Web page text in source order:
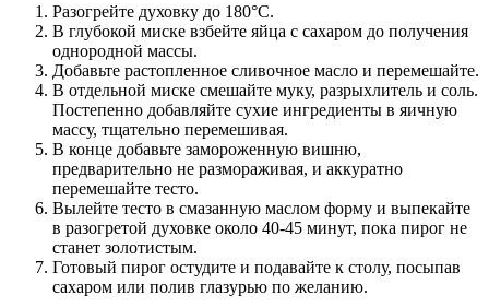
Разогрейте духовку до 180°C.
В глубокой миске взбейте яйца с сахаром до получения
однородной массы.
Добавьте растопленное сливочное масло и перемешайте.
В отдельной миске смешайте муку, разрыхлитель и соль.
Постепенно добавляйте сухие ингредиенты в яичную
массу, тщательно перемешивая.
В конце добавьте замороженную вишню,
предварительно не размораживая, и аккуратно
перемешайте тесто.
Вылейте тесто в смазанную маслом форму и выпекайте
в разогретой духовке около 40-45 минут, пока пирог не
станет золотистым.
Готовый пирог остудите и подавайте к столу, посыпав
сахаром или полив глазурью по желанию.